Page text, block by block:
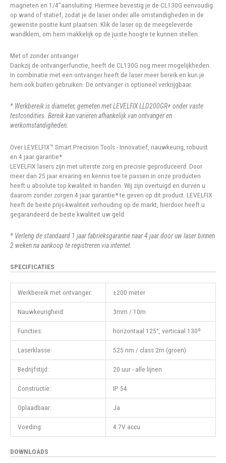
magneten en 1/4”aansluiting. Hiermee bevestig je de CL130G eenvoudig
op wand of statief, zodat je de laser onder alle omstandigheden in de
gewenste positie kunt plaatsen. Klik de laser op de meegeleverde
wandklem, om hem makkelijk op de juiste hoogte te kunnen stellen.
Met of zonder ontvanger
Dankzij de ontvangerfunctie, heeft de CL130G nog meer mogelijkheden.
In combinatie met een ontvanger heeft de laser meer bereik en kun je
hem ook buiten gebruiken. De ontvanger is optioneel verkrijgbaar.
* Werkbereik is diameter, gemeten met LEVELFIX LLD200GR+ onder vaste
testcondities. Bereik kan variëren afhankelijk van ontvanger en
werkomstandigheden.
Over LEVELFIX™ Smart Precision Tools - Innovatief, nauwkeurig, robuust
en 4 jaar garantie*
LEVELFIX lasers zijn met uiterste zorg en precisie geproduceerd. Door
meer dan 25 jaar ervaring en kennis toe te passen in onze producten
heeft u absolute top kwaliteit in handen. Wij zijn overtuigd en durven u
daarom zonder zorgen 4 jaar garantie* te geven op dit product. LEVELFIX
heeft de beste prijs-kwaliteit verhouding op de markt, hierdoor heeft u
gegarandeerd de beste kwaliteit uw geld.
* Verleng de standaard 1 jaar fabrieksgarantie naar 4 jaar door uw laser binnen
2 weken na aankoop te registreren via internet.
SPECIFICATIES
Werkbereik met ontvanger: ±200 meter
Nauwkeurigheid: 3mm / 10m
Functies: horizontaal 125°, verticaal 130º
Laserklasse: 525 nm / class 2m (groen)
Bedrijfstijd: 20 uur - alle lijnen
Constructie: IP 54
Oplaadbaar: Ja
Voeding: 4.7V accu
DOWNLOADS